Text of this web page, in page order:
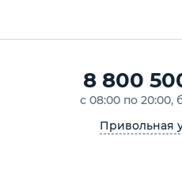
8 800
с 08:00 по 20:00,
Привольная